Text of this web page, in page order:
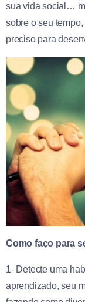
sua vida social…
sobre o seu
preciso para
Como faço para
1- Detecte uma
aprendizado, seu